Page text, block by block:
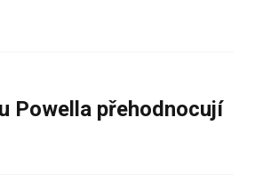
Powella přehodnocují